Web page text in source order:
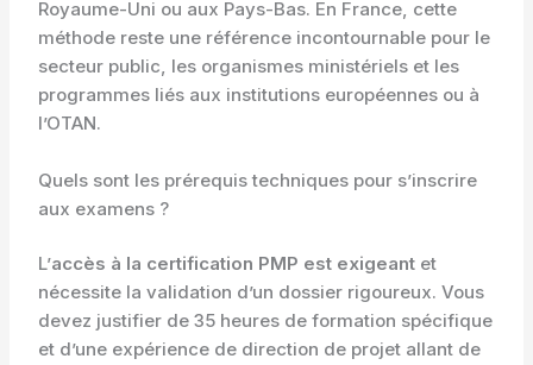
Royaume-Uni ou aux Pays-Bas. En France, cette
méthode reste une référence incontournable pour le
secteur public, les organismes ministériels et les
programmes liés aux institutions européennes ou à
l’OTAN.
Quels sont les prérequis techniques pour s’inscrire
aux examens ?
L’accès à la certification PMP est exigeant et
nécessite la validation d’un dossier rigoureux. Vous
devez justifier de 35 heures de formation spécifique
et d’une expérience de direction de projet allant de